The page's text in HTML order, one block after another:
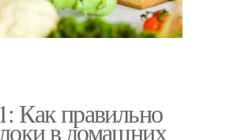
Как правильно
в домашних